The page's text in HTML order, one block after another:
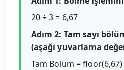
20 ÷ 3 = 6,67
Adım 2: Tam sayı
(aşağı yuvarlama
Tam Bölüm = floor(6,67)